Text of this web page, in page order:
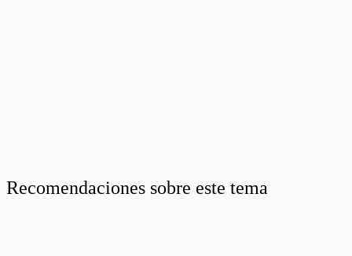
Recomendaciones sobre este tema